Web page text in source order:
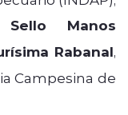
Sello Manos
Rabanal,
Campesina de